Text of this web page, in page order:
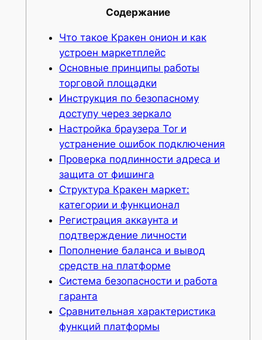
Содержание
Что такое Кракен онион и как
устроен маркетплейс
Основные принципы работы
торговой площадки
Инструкция по безопасному
доступу через зеркало
Настройка браузера Tor и
устранение ошибок подключения
Проверка подлинности адреса и
защита от фишинга
Структура Кракен маркет:
категории и функционал
Регистрация аккаунта и
подтверждение личности
Пополнение баланса и вывод
средств на платформе
Система безопасности и работа
гаранта
Сравнительная характеристика
функций платформы